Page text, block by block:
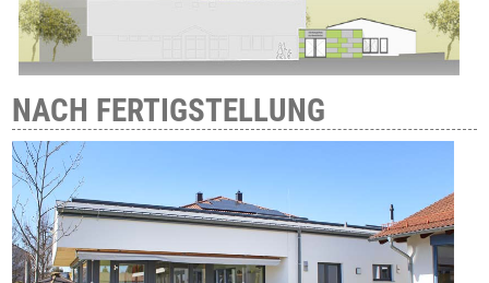
NACH FERTIGSTELLUNG